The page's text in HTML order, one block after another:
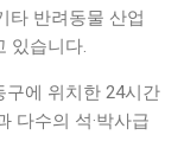
타 반려동물 산업
있습니다.
구에 위치한 24시간
다수의 석·박사급